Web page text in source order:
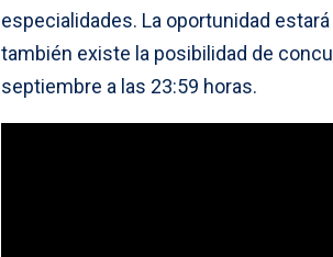
especialidades. La oportunidad
también existe la posibilidad de
septiembre a las 23:59 horas.